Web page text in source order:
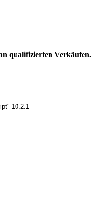
qualifizierten Verkäufen.
10.2.1